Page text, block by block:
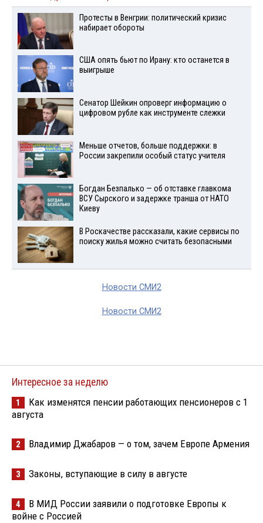
Протесты в Венгрии: политический кризис
набирает обороты
США опять бьют по Ирану: кто останется в
выигрыше
Сенатор Шейкин опроверг информацию о
цифровом рубле как инструменте слежки
Меньше отчетов, больше поддержки: в
России закрепили особый статус учителя
Богдан Безпалько — об отставке главкома
ВСУ Сырского и задержке транша от НАТО
Киеву
В Роскачестве рассказали, какие сервисы по
поиску жилья можно считать безопасными
Новости СМИ2
Новости СМИ2
Интересное за неделю
1
Как изменятся пенсии работающих пенсионеров с 1
августа
2 Владимир Джабаров — о том, зачем Европе Армения
3 Законы, вступающие в силу в августе
4
В МИД России заявили о подготовке Европы к
войне с Россией